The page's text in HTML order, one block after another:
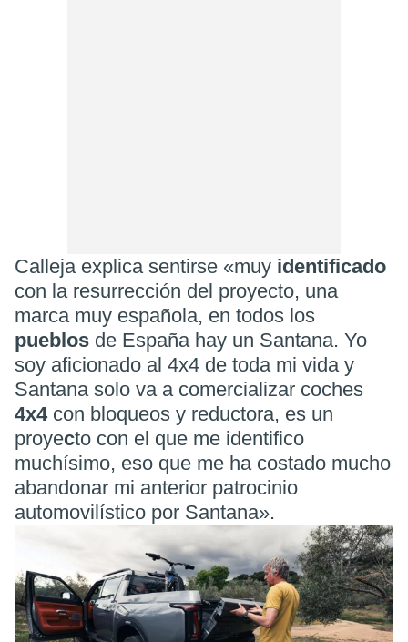
Calleja explica sentirse «muy identificado
con la resurrección del proyecto, una
marca muy española, en todos los
pueblos de España hay un Santana. Yo
soy aficionado al 4x4 de toda mi vida y
Santana solo va a comercializar coches
4x4con bloqueos y reductora, es un
proyecto con el que me identifico
muchísimo, eso que me ha costado mucho
abandonar mi anterior patrocinio
automovilístico por Santana».